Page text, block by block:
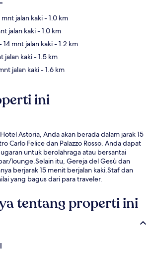
mnt jalan kaki- 1.0 km
jalan kaki- 1.0 km
14 mnt jalan kaki- 1.2 km
jalan kaki- 1.5 km
jalan kaki- 1.6 km
ini
Astoria, Anda akan berada dalam jarak 15
Carlo Felice dan Palazzo Rosso. Anda dapat
untuk berolahraga atau bersantai
lounge.Selain itu, Gereja del Gesù dan
berjarak 15 menit berjalan kaki.Staf dan
yang bagus dari para traveler.
tentang properti ini